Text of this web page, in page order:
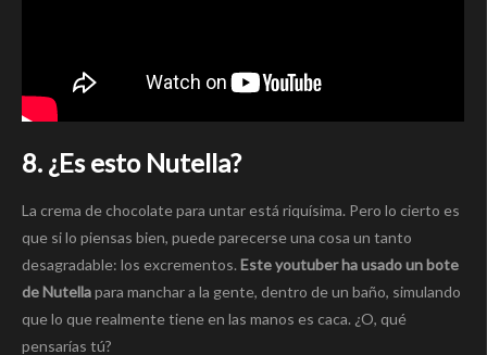
8. ¿Es esto Nutella?
La crema de chocolate para untar está riquísima. Pero lo cierto es
que si lo piensas bien, puede parecerse una cosa un tanto
desagradable: los excrementos. Este youtuber ha usado un bote
de Nutellapara manchar a la gente, dentro de un baño, simulando
que lo que realmente tiene en las manos es caca. ¿O, qué
pensarías tú?